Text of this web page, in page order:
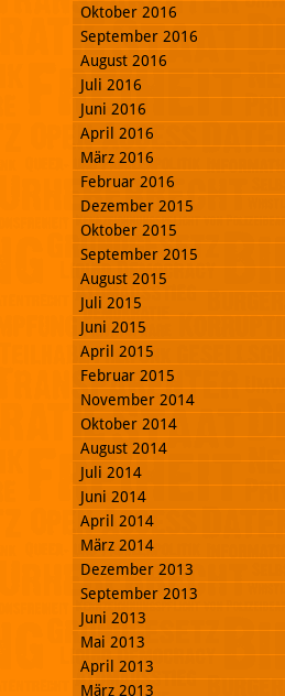
Oktober 2016
September 2016
August 2016
Juli 2016
Juni 2016
April 2016
März 2016
Februar 2016
Dezember 2015
Oktober 2015
September 2015
August 2015
Juli 2015
Juni 2015
April 2015
Februar 2015
November 2014
Oktober 2014
August 2014
Juli 2014
Juni 2014
April 2014
März 2014
Dezember 2013
September 2013
Juni 2013
Mai 2013
April 2013
März 2013